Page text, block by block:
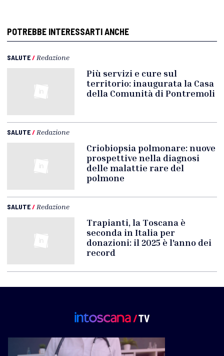
POTREBBE INTERESSARTI ANCHE
SALUTE/ Redazione
Più servizi e cure sul
territorio: inaugurata la Casa
della Comunità di Pontremoli
SALUTE/ Redazione
Criobiopsia polmonare: nuove
prospettive nella diagnosi
delle malattie rare del
polmone
SALUTE/ Redazione
Trapianti, la Toscana è
seconda in Italia per
donazioni: il 2025 è l'anno dei
record